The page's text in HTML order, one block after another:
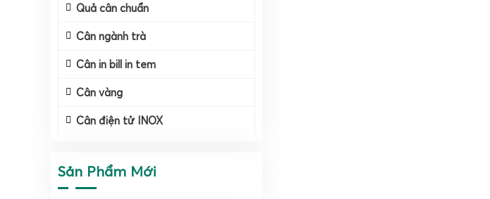
Quả cân chuẩn
Cân ngành trà
Cân in bill in tem
Cân vàng
Cân điện tử INOX
Sản Phẩm Mới